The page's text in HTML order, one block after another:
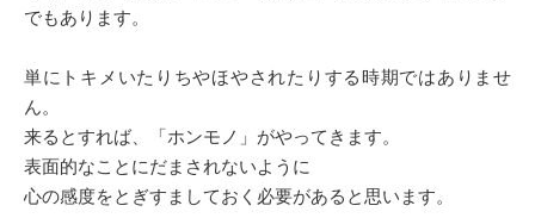
でもあります。
単にトキメいたりちやほやされたりする時期ではありませ
ん。
来るとすれば、「ホンモノ」がやってきます。
表面的なことにだまされないように
心の感度をとぎすましておく必要があると思います。